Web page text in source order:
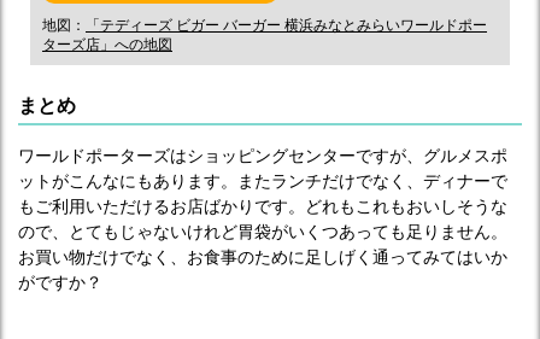
地図：
「テディーズ ビガー バーガー 横浜みなとみらいワールドポー
ターズ店」への地図
まとめ
ワールドポーターズはショッピングセンターですが、グルメスポ
ットがこんなにもあります。またランチだけでなく、ディナーで
もご利用いただけるお店ばかりです。どれもこれもおいしそうな
ので、とてもじゃないけれど胃袋がいくつあっても足りません。
お買い物だけでなく、お食事のために足しげく通ってみてはいか
がですか？